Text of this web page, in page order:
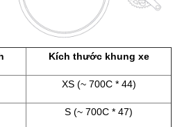
Kích thước khung xe
XS (~ 700C * 44)
S (~ 700C * 47)